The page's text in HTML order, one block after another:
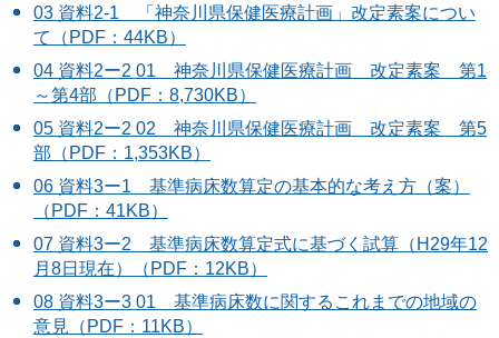
03 資料2-1 「神奈川県保健医療計画」改定素案につい
て（PDF：44KB）
04 資料2ー2 01 神奈川県保健医療計画 改定素案 第1
～第4部（PDF：8,730KB）
05 資料2ー2 02 神奈川県保健医療計画 改定素案 第5
部（PDF：1,353KB）
06 資料3ー1 基準病床数算定の基本的な考え方（案）
（PDF：41KB）
07 資料3ー2 基準病床数算定式に基づく試算（H29年12
月8日現在）（PDF：12KB）
08 資料3ー3 01 基準病床数に関するこれまでの地域の
意見（PDF：11KB）